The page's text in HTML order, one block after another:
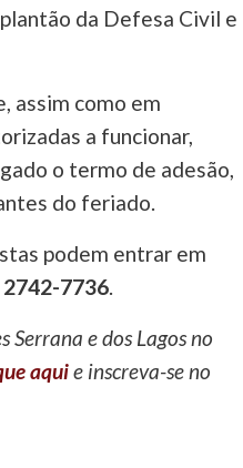
da Defesa Civil e
assim como em
a funcionar,
o termo de adesão,
do feriado.
podem entrar em
2742-7736.
Serrana e dos Lagos no
aquie inscreva-se no